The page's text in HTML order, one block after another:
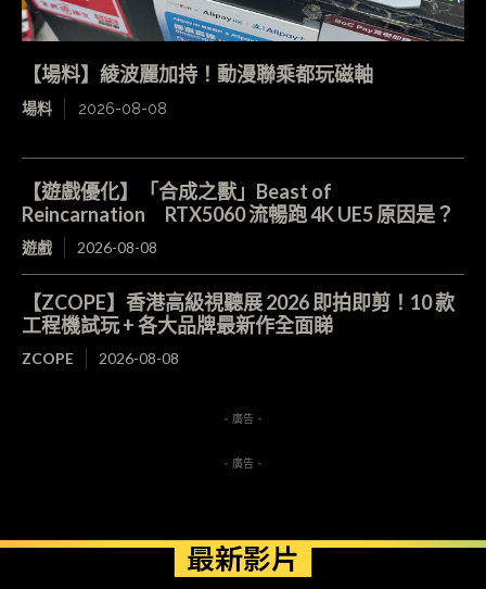
【場料】綾波麗加持！動漫聯乘都玩磁軸
場料 2026-08-08
【遊戲優化】「合成之獸」Beast of
Reincarnation RTX5060 流暢跑 4K UE5 原因是？
遊戲 2026-08-08
【ZCOPE】香港高級視聽展 2026 即拍即剪！10 款
工程機試玩 + 各大品牌最新作全面睇
ZCOPE 2026-08-08
- 廣告 -
- 廣告 -
最新影片